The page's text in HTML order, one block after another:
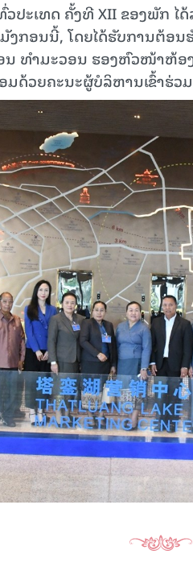
ະ​ເທດ ຄັ້ງທີ XII ຂອງພັກ ໄ
ກອນນີ້, ໂດຍ​ໄດ້​ຮັບການຕ້ອນ
ທຳມະວອນ ຮອງຫົວໜ້າຫ້ອ
ດ້ວຍຄະນະຜູ້ບໍລິຫານເຂົ້າຮ່ວ